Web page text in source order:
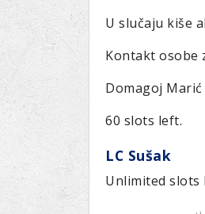
U slučaju kiše
Kontakt osobe
Domagoj
60 slots left.
LC Sušak
Unlimited slots